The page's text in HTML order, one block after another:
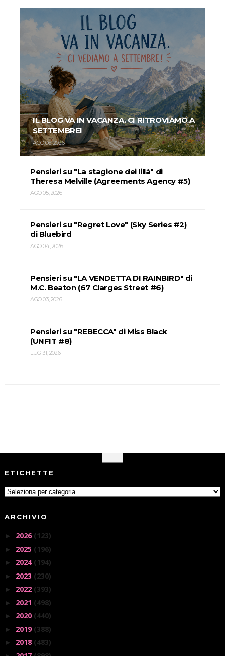
IL BLOG VA IN VACANZA. CI RITROVIAMO A
SETTEMBRE!
AGO 06, 2026
Pensieri su "La stagione dei lillà" di
Theresa Melville (Agreements Agency #5)
AGO 05, 2026
Pensieri su "Regret Love" (Sky Series #2)
di Bluebird
AGO 04, 2026
Pensieri su "LA VENDETTA DI RAINBIRD" di
M.C. Beaton (67 Clarges Street #6)
AGO 03, 2026
Pensieri su "REBECCA" di Miss Black
(UNFIT #8)
LUG 31, 2026
ETICHETTE
ARCHIVIO
► 2026 (123)
► 2025 (196)
► 2024 (194)
► 2023 (230)
► 2022 (393)
► 2021 (498)
► 2020 (440)
► 2019 (388)
► 2018 (483)